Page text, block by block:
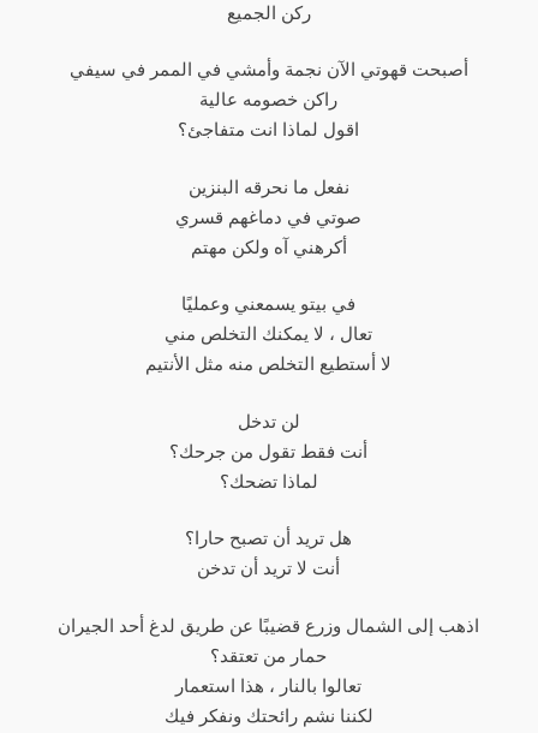
ركن الجميع
أصبحت قهوتي الآن نجمة وأمشي في الممر في سيفي
راكن خصومه عالية
اقول لماذا انت متفاجئ؟
نفعل ما نحرقه البنزين
صوتي في دماغهم قسري
أكرهني آه ولكن مهتم
في بيتو يسمعني وعمليًا
تعال ، لا يمكنك التخلص مني
لا أستطيع التخلص منه مثل الأنتيم
لن تدخل
أنت فقط تقول من جرحك؟
لماذا تضحك؟
هل تريد أن تصبح حارا؟
أنت لا تريد أن تدخن
اذهب إلى الشمال وزرع قضيبًا عن طريق لدغ أحد الجيران
حمار من تعتقد؟
تعالوا بالنار ، هذا استعمار
لكننا نشم رائحتك ونفكر فيك